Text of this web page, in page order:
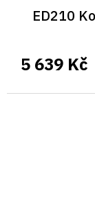
ED210
5 639 Kč